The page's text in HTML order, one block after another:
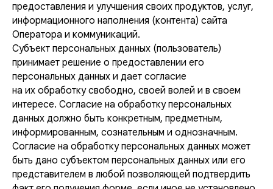
предоставления и улучшения своих продуктов, услуг,
информационного наполнения (контента) сайта
Оператора и коммуникаций.
Субъект персональных данных (пользователь)
принимает решение о предоставлении его
персональных данных и дает согласие
на их обработку свободно, своей волей и в своем
интересе. Согласие на обработку персональных
данных должно быть конкретным, предметным,
информированным, сознательным и однозначным.
Согласие на обработку персональных данных может
быть дано субъектом персональных данных или его
представителем в любой позволяющей подтвердить